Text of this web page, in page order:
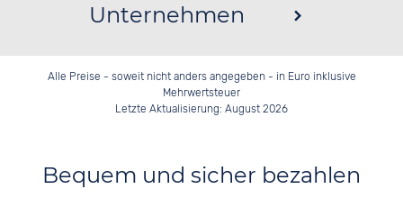
Unternehmen
Alle Preise - soweit nicht anders angegeben - in Euro inklusive
Mehrwertsteuer
Letzte Aktualisierung: August 2026
Bequem und sicher bezahlen